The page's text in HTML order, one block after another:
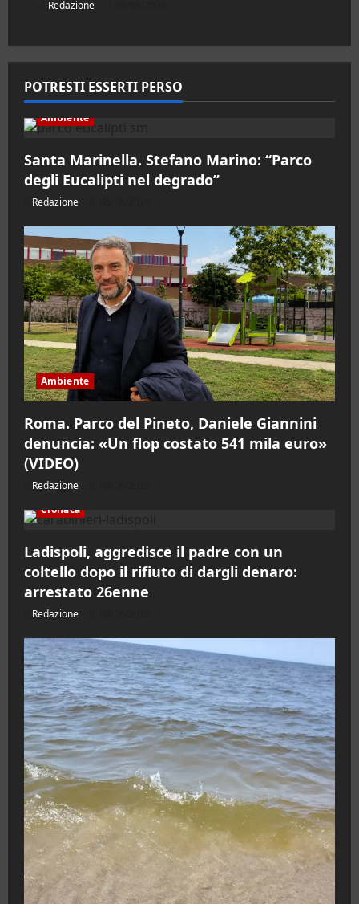
Redazione
POTRESTI ESSERTI PERSO
Ambiente
Santa Marinella. Stefano Marino: “Parco
degli Eucalipti nel degrado”
Redazione
Ambiente
Roma. Parco del Pineto, Daniele Giannini
denuncia: «Un flop costato 541 mila euro»
(VIDEO)
Redazione
Cronaca
Ladispoli, aggredisce il padre con un
coltello dopo il rifiuto di dargli denaro:
arrestato 26enne
Redazione